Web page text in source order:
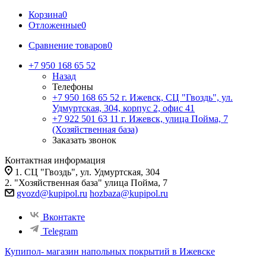
Корзина0
Отложенные0
Сравнение товаров0
+7 950 168 65 52
Назад
Телефоны
+7 950 168 65 52 г. Ижевск, СЦ "Гвоздь", ул.
Удмуртская, 304, корпус 2, офис 41
+7 922 501 63 11 г. Ижевск, улица Пойма, 7
(Хозяйственная база)
Заказать звонок
Контактная информация
1. СЦ "Гвоздь", ул. Удмуртская, 304
2. "Хозяйственная база" улица Пойма, 7
gvozd@kupipol.ru hozbaza@kupipol.ru
Вконтакте
Telegram
Купипол- магазин напольных покрытий в Ижевске